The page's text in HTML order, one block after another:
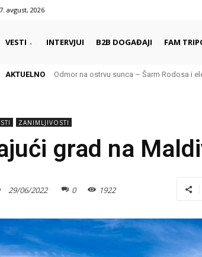
avgust, 2026
VESTI INTERVJUI B2B DOGAĐAJI FAM
AKTUELNO Odmor na ostrvu sunca – Šarm Rodosa i
ZANIMLJIVOSTI
grad na
29/06/2022 0 1922